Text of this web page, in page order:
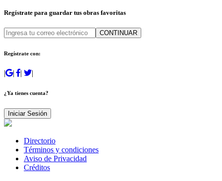
Regístrate para guardar tus obras favoritas
CONTINUAR
Regístrate con:
| | | |
¿Ya tienes cuenta?
Iniciar Sesión
Directorio
Términos y condiciones
Aviso de Privacidad
Créditos